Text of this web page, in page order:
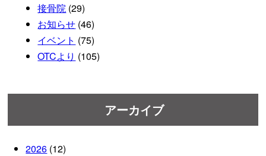
接骨院 (29)
お知らせ (46)
イベント (75)
OTCより (105)
アーカイブ
2026 (12)